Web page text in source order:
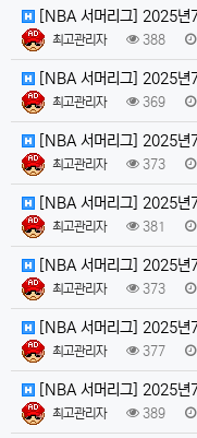
[NBA 서머리그] 2025년
최고관리자 388
[NBA 서머리그] 2025년
최고관리자 369
[NBA 서머리그] 2025년
최고관리자 373
[NBA 서머리그] 2025년
최고관리자 381
[NBA 서머리그] 2025년
최고관리자 373
[NBA 서머리그] 2025년
최고관리자 377
[NBA 서머리그] 2025년
최고관리자 389